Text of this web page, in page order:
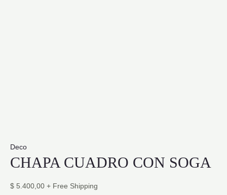
Deco
CHAPA CUADRO CON SOGA
$ 5.400,00 + Free Shipping